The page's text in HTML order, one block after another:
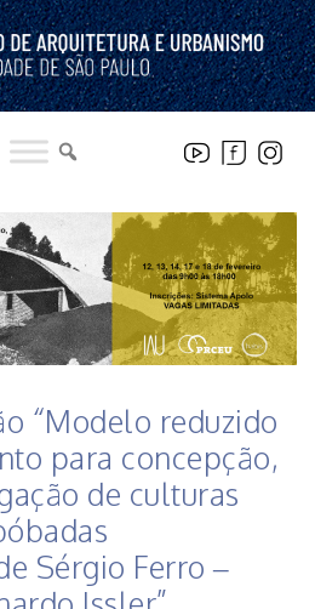
“Modelo reduzido
para concepção,
de culturas
Sérgio Ferro –